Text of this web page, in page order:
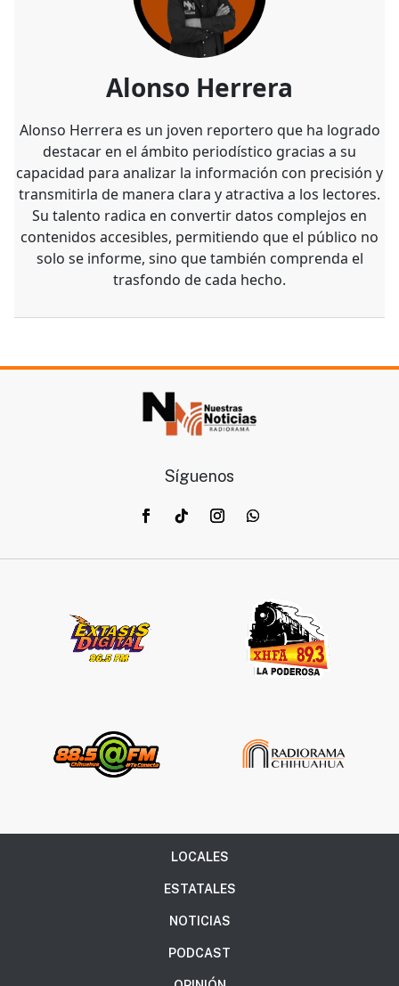
Alonso Herrera
Alonso Herrera es un joven reportero que ha logrado
destacar en el ámbito periodístico gracias a su
capacidad para analizar la información con precisión y
transmitirla de manera clara y atractiva a los lectores.
Su talento radica en convertir datos complejos en
contenidos accesibles, permitiendo que el público no
solo se informe, sino que también comprenda el
trasfondo de cada hecho.
Síguenos
LOCALES
ESTATALES
NOTICIAS
PODCAST